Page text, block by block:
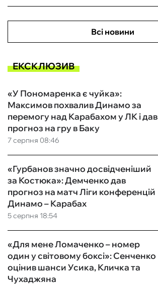
Всі новини
ЕКСКЛЮЗИВ
7 серпня 08:46
«У Пономаренка є чуйка»:
Максимов похвалив Динамо за
перемогу над Карабахом у ЛК і дав
прогноз на гру в Баку
5 серпня 18:54
«Гурбанов значно досвідченіший
за Костюка»: Демченко дав
прогноз на матч Ліги конференцій
Динамо – Карабах
«Для мене Ломаченко – номер
один у світовому боксі»: Сенченко
оцінив шанси Усика, Кличка та
Чухаджяна